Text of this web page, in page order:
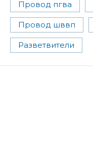
Провод пгва
Провод шввп
Разветвители